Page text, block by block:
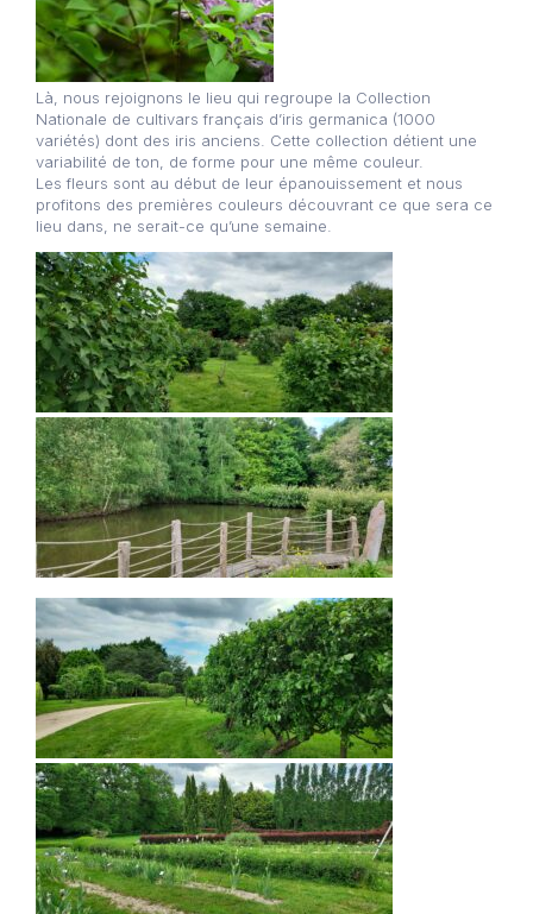
Là, nous rejoignons le lieu qui regroupe la Collection
Nationale de cultivars français d’iris germanica (1000
variétés) dont des iris anciens. Cette collection détient une
variabilité de ton, de forme pour une même couleur.
Les fleurs sont au début de leur épanouissement et nous
profitons des premières couleurs découvrant ce que sera ce
lieu dans, ne serait-ce qu’une semaine.